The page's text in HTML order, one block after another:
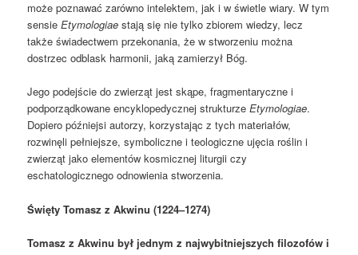
może poznawać zarówno intelektem, jak i w świetle wiary. W tym
sensieEtymologiae stają się nie tylko zbiorem wiedzy, lecz
także świadectwem przekonania, że w stworzeniu można
dostrzec odblask harmonii, jaką zamierzył Bóg.
Jego podejście do zwierząt jest skąpe, fragmentaryczne i
podporządkowane encyklopedycznej strukturzeEtymologiae.
Dopiero późniejsi autorzy, korzystając z tych materiałów,
rozwinęli pełniejsze, symboliczne i teologiczne ujęcia roślin i
zwierząt jako elementów kosmicznej liturgii czy
eschatologicznego odnowienia stworzenia.
Święty Tomasz z Akwinu (1224–1274)
Tomasz z Akwinu był jednym z najwybitniejszych filozofów i